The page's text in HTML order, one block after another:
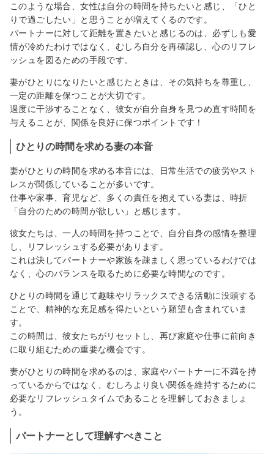
このような場合、女性は自分の時間を持ちたいと感じ、「ひと
りで過ごしたい」と思うことが増えてくるのです。
パートナーに対して距離を置きたいと感じるのは、必ずしも愛
情が冷めたわけではなく、むしろ自分を再確認し、心のリフレ
ッシュを図るための手段です。
妻がひとりになりたいと感じたときは、その気持ちを尊重し、
一定の距離を保つことが大切です。
過度に干渉することなく、彼女が自分自身を見つめ直す時間を
与えることが、関係を良好に保つポイントです！
ひとりの時間を求める妻の本音
妻がひとりの時間を求める本音には、日常生活での疲労やスト
レスが関係していることが多いです。
仕事や家事、育児など、多くの責任を抱えている妻は、時折
「自分のための時間が欲しい」と感じます。
彼女たちは、一人の時間を持つことで、自分自身の感情を整理
し、リフレッシュする必要があります。
これは決してパートナーや家族を疎ましく思っているわけでは
なく、心のバランスを取るために必要な時間なのです。
ひとりの時間を通じて趣味やリラックスできる活動に没頭する
ことで、精神的な充足感を得たいという願望も含まれていま
す。
この時間は、彼女たちがリセットし、再び家庭や仕事に前向き
に取り組むための重要な機会です。
妻がひとりの時間を求めるのは、家庭やパートナーに不満を持
っているからではなく、むしろより良い関係を維持するために
必要なリフレッシュタイムであることを理解しておきましょ
う。
パートナーとして理解すべきこと